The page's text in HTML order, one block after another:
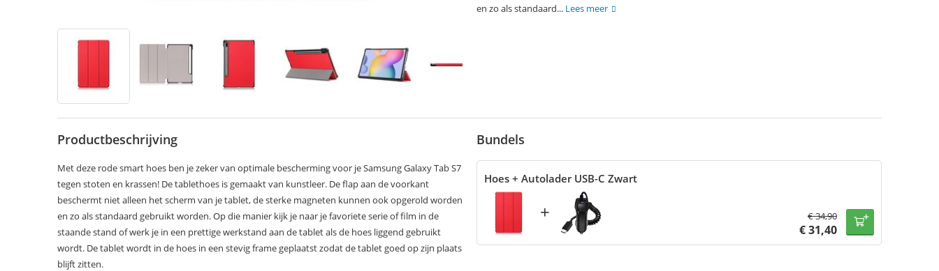
en zo als standaard... Lees meer
Productbeschrijving
Met deze rode smart hoes ben je zeker van optimale bescherming voor je Samsung Galaxy Tab S7
tegen stoten en krassen! De tablethoes is gemaakt van kunstleer. De flap aan de voorkant
beschermt niet alleen het scherm van je tablet, de sterke magneten kunnen ook opgerold worden
en zo als standaard gebruikt worden. Op die manier kijk je naar je favoriete serie of film in de
staande stand of werk je in een prettige werkstand aan de tablet als de hoes liggend gebruikt
wordt. De tablet wordt in de hoes in een stevig frame geplaatst zodat de tablet goed op zijn plaats
blijft zitten.
Bundels
Hoes + Autolader USB-C Zwart
+ €34,90
€31,40